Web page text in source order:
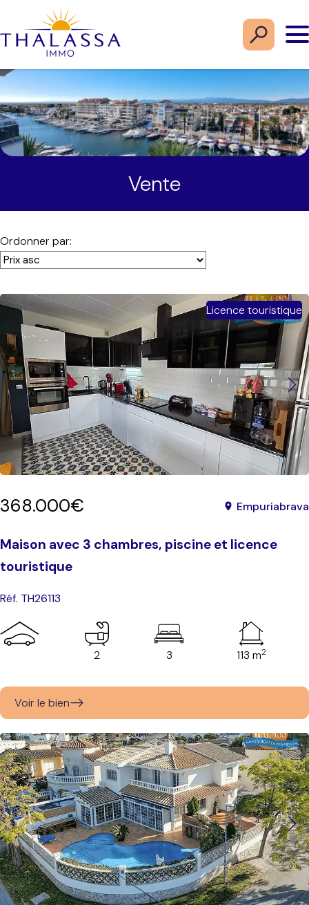
Vente
Ordonner par:
Licence touristique
368.000€ Empuriabrava
Maison avec 3 chambres, piscine et licence
touristique
Réf. TH26113
2 3 113 m2
Voir le bien